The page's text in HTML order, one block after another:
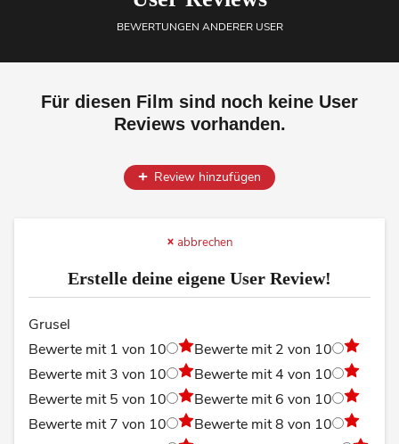
BEWERTUNGEN ANDERER USER
Für diesen Film sind noch keine User
Reviews vorhanden.
Review hinzufügen
abbrechen
Erstelle deine eigene User Review!
Grusel
Bewerte mit 1 von 10
Bewerte mit 2 von 10
Bewerte mit 3 von 10
Bewerte mit 4 von 10
Bewerte mit 5 von 10
Bewerte mit 6 von 10
Bewerte mit 7 von 10
Bewerte mit 8 von 10